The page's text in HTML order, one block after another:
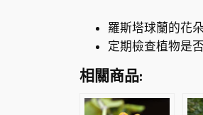
羅斯塔球蘭的花
定期檢查植物是
相關商品: